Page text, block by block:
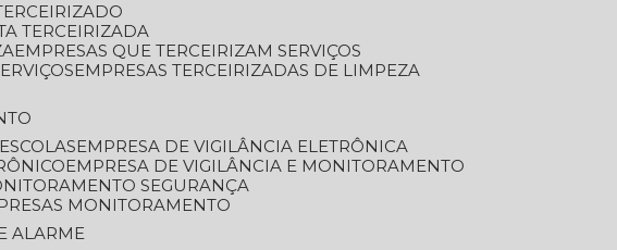
TERCEIRIZADA
EMPRESAS QUE TERCEIRIZAM SERVIÇOS
EMPRESAS TERCEIRIZADAS DE LIMPEZA
EMPRESA DE VIGILÂNCIA ELETRÔNICA
EMPRESA DE VIGILÂNCIA E MONITORAMENTO
SEGURANÇA
MONITORAMENTO
ALARME